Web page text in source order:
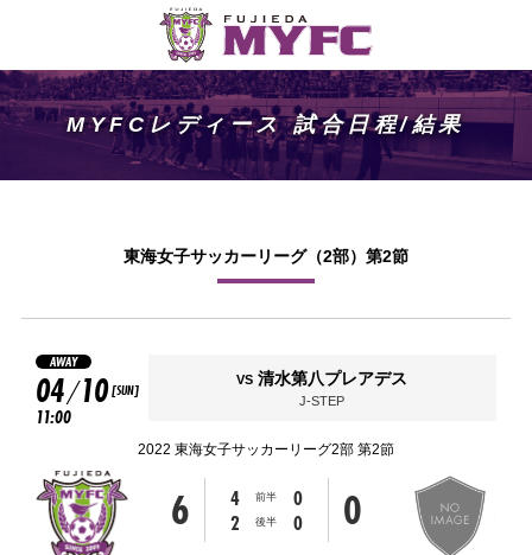
MYFCレディース 試合日程/結果
東海女子サッカーリーグ（2部）第2節
04/10 [SUN]
11:00
AWAY
VS 清水第八プレアデス
J-STEP
2022 東海女子サッカーリーグ2部 第2節
6 4 前半
0
2
後半 0 0